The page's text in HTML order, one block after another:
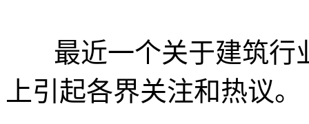
最近一个关于建筑行
上引起各界关注和热议。